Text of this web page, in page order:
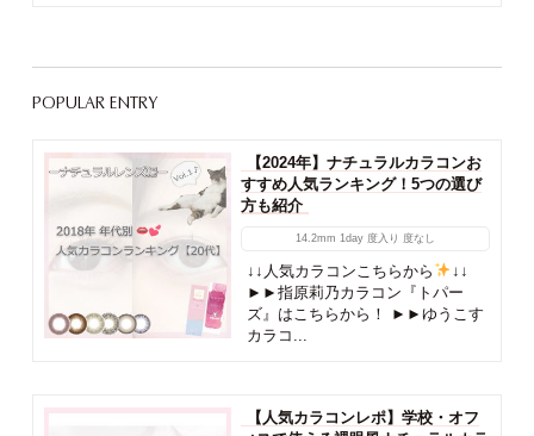
POPULAR ENTRY
【2024年】ナチュラルカラコンお
すすめ人気ランキング！5つの選び
方も紹介
14.2mm 1day 度入り 度なし
↓↓人気カラコンこちらから
↓↓
►►指原莉乃カラコン『トパー
ズ』はこちらから！ ►►ゆうこす
カラコ...
【人気カラコンレポ】学校・オフ